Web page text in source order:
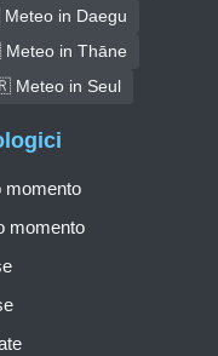
in Daegu
in Thāne
Meteo in Seul
momento
momento